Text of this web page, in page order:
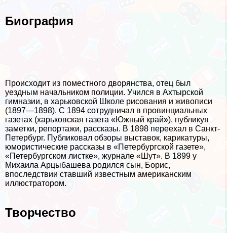
Биография
Происходит из поместного дворянства, отец был
уездным начальником полиции. Учился в Ахтырской
гимназии, в харьковской Школе рисования и живописи
(1897—1898). С 1894 сотрудничал в провинциальных
газетах (харьковская газета «Южный край»), публикуя
заметки, репортажи, рассказы. В 1898 переехал в Санкт-
Петербург. Публиковал обзоры выставок, карикатуры,
юмористические рассказы в «Петербургской газете»,
«Петербургском листке», журнале «Шут». В 1899 у
Михаила Арцыбашева родился сын, Борис,
впоследствии ставший известным американским
иллюстратором.
Творчество